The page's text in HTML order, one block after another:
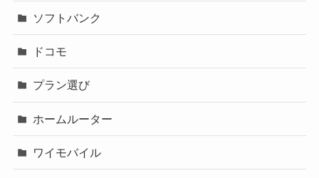
ソフトバンク
ドコモ
プラン選び
ホームルーター
ワイモバイル